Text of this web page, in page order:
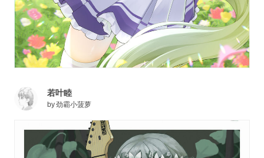
若叶睦
by劲霸小菠萝